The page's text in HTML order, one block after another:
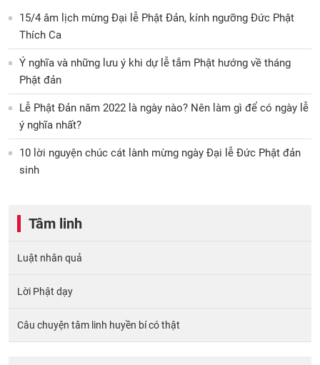
15/4 âm lịch mừng Đại lễ Phật Đản, kính ngưỡng Đức Phật
Thích Ca
Ý nghĩa và những lưu ý khi dự lễ tắm Phật hướng về tháng
Phật đản
Lễ Phật Đản năm 2022 là ngày nào? Nên làm gì để có ngày lễ
ý nghĩa nhất?
10 lời nguyện chúc cát lành mừng ngày Đại lễ Đức Phật đản
sinh
Tâm linh
Luật nhân quả
Lời Phật dạy
Câu chuyện tâm linh huyền bí có thật